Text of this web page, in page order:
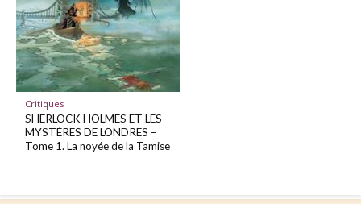
Critiques
SHERLOCK HOLMES ET LES
MYSTÈRES DE LONDRES –
Tome 1. La noyée de la Tamise